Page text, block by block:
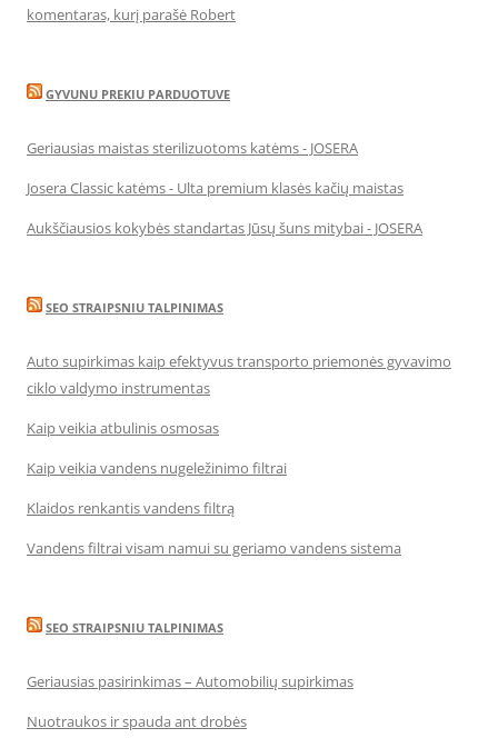
komentaras, kurį parašė Robert
GYVUNU PREKIU PARDUOTUVE
Geriausias maistas sterilizuotoms katėms - JOSERA
Josera Classic katėms - Ulta premium klasės kačių maistas
Aukščiausios kokybės standartas Jūsų šuns mitybai - JOSERA
SEO STRAIPSNIU TALPINIMAS
Auto supirkimas kaip efektyvus transporto priemonės gyvavimo
ciklo valdymo instrumentas
Kaip veikia atbulinis osmosas
Kaip veikia vandens nugeležinimo filtrai
Klaidos renkantis vandens filtrą
Vandens filtrai visam namui su geriamo vandens sistema
SEO STRAIPSNIU TALPINIMAS
Geriausias pasirinkimas – Automobilių supirkimas
Nuotraukos ir spauda ant drobės